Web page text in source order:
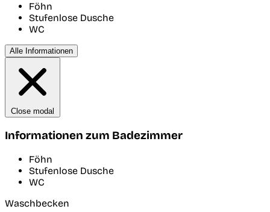
Föhn
Stufenlose Dusche
WC
Alle Informationen
Close modal
Informationen zum Badezimmer
Föhn
Stufenlose Dusche
WC
Waschbecken